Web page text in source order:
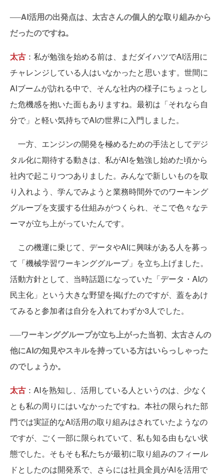
──AI活用の出発点は、太古さんの個人的な取り組みから
だったのですね。
太古 ：私が勉強を始める前は、まだダイハツでAI活用に
チャレンジしている人はいなかったと思います。世間に
AIブームが訪れる中で、そんな社内の様子にちょっとし
た危機感を抱いた面もありますね。最初は「それなら自
分で」と軽い気持ちでAIの世界に入門しました。
一方、エンジンの開発を極めるための手法としてデジ
タル化に期待する動きは、私がAIを勉強し始めた頃から
社内で起こりつつありました。みんなで新しいものを取
り入れよう、学んでみようと業務時間外でのワーキング
グループを支援する仕組みがつくられ、そこで色々なテ
ーマが立ち上がっていたんです。
この機運に乗じて、データやAIに興味がある人を募っ
て「機械学習ワーキンググループ」を立ち上げました。
活動方針として、当時話題になっていた「データ・AIの
民主化」という大きな野望を掲げたのですが、蓋をあけ
てみると参加者は自分を入れてわずか3人でした。
──ワーキンググループが立ち上がった当初、太古さんの
他にAIの知見やスキルを持っている方はいらっしゃった
のでしょうか。
太古 ：AIを熟知し、活用している人というのは、少なく
とも私の周りにはいなかったですね。本社の限られた部
門では実証的なAI活用の取り組みはされていたようなの
ですが、ごく一部に限られていて、私も知る由もない状
態でした。そもそも私たちが最初に取り組みのフィール
ドとしたのは開発系で、さらには社員全員がAIを活用で